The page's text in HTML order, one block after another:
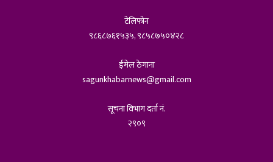
टेलिफोन
९८६८७६१५३५, ९८५८७५०४२८
ईमेल ठेगाना
sagunkhabarnews@gmail.com
सूचना विभाग दर्ता नं.
२९०९